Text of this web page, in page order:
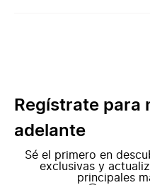
Regístrate para
adelante
Sé el primero en
exclusivas y
principales